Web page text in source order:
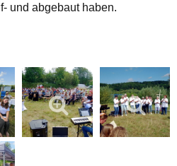
und abgebaut haben.